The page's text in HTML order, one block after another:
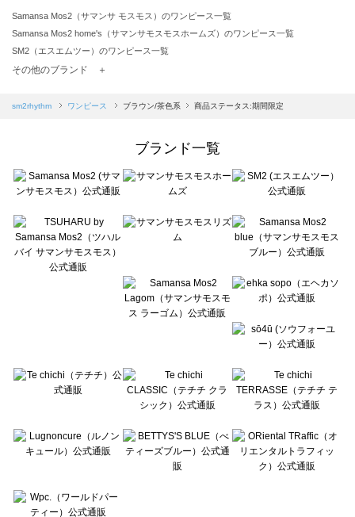
Samansa Mos2（サマンサ モスモス）のワンピース一覧
Samansa Mos2 home's（サマンサモスモスホームズ）のワンピース一覧
SM2（エスエムツー）のワンピース一覧
TSUHARU by Samansa Mos2（ツハルバイサマンサモスモス）のワンピース一覧
Samansa Mos2 blue（サマンサモスモス ブルー）のワンピース一覧
sō4ū（ソウフォーユー）のワンピース一覧
Te chichi（テチチ）のワンピース一覧
Te chichi CLASSIC（テチチ クラシック）のワンピース一覧
Lugnoncure（ルノンキュール）のワンピース一覧
BETTY'S BLUE（べティーズブルー）のワンピース一覧
Wpc.（ワールドパーティー）のワンピース一覧
その他のブランド ＋
sm2rhythm ワンピース ブラウン/茶色系 商品ステータス:期間限定
ブランド一覧